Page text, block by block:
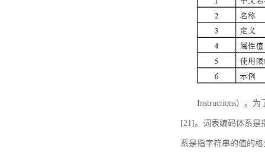
Instructions）。
[21]。词表编码体系是
系是指字符串的值的